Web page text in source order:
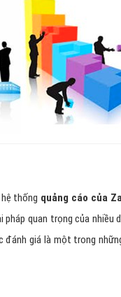
thống quảng cáo của
pháp quan trọng của
đánh giá là một trong